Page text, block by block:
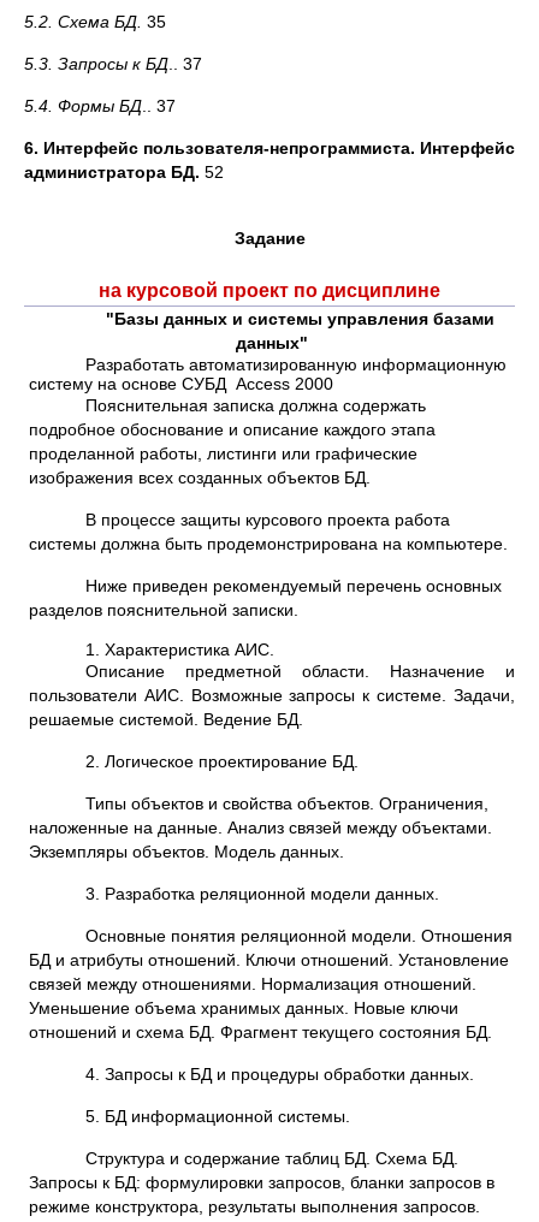
5.2. Схема БД. 35
5.3. Запросы к БД .. 37
5.4. Формы БД .. 37
6. Интерфейс пользователя-непрограммиста. Интерфейс
администратора БД. 52
Задание
на курсовой проект по дисциплине
"Базы данных и системы управления базами
данных"
Разработать автоматизированную информационную
систему на основе СУБД Access 2000
Пояснительная записка должна содержать
подробное обоснование и описание каждого этапа
проделанной работы, листинги или графические
изображения всех созданных объектов БД.
В процессе защиты курсового проекта работа
системы должна быть продемонстрирована на компьютере.
Ниже приведен рекомендуемый перечень основных
разделов пояснительной записки.
1. Характеристика АИС.
Описание предметной области. Назначение и
пользователи АИС. Возможные запросы к системе. Задачи,
решаемые системой. Ведение БД.
2. Логическое проектирование БД.
Типы объектов и свойства объектов. Ограничения,
наложенные на данные. Анализ связей между объектами.
Экземпляры объектов. Модель данных.
3. Разработка реляционной модели данных.
Основные понятия реляционной модели. Отношения
БД и атрибуты отношений. Ключи отношений. Установление
связей между отношениями. Нормализация отношений.
Уменьшение объема хранимых данных. Новые ключи
отношений и схема БД. Фрагмент текущего состояния БД.
4. Запросы к БД и процедуры обработки данных.
5. БД информационной системы.
Структура и содержание таблиц БД. Схема БД.
Запросы к БД: формулировки запросов, бланки запросов в
режиме конструктора, результаты выполнения запросов.